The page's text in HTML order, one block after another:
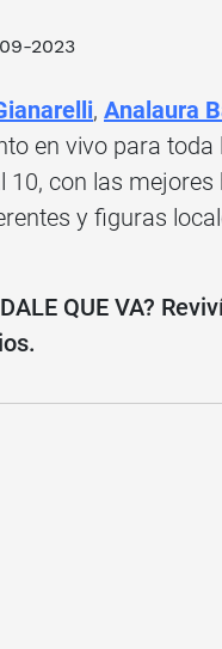
2023
, Analaura
en vivo para
10, con las
y figuras
QUE VA?